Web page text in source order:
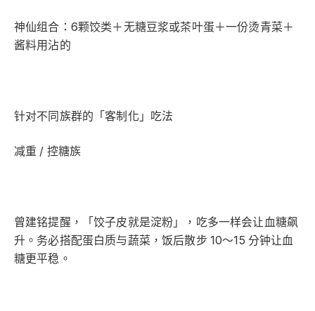
神仙组合：6颗饺类＋无糖豆浆或茶叶蛋＋一份烫青菜＋
酱料用沾的
​针对不同族群的「客制化」吃法
减重 / 控糖族
曾建铭提醒，「饺子皮就是淀粉」，吃多一样会让血糖飙
升。务必搭配蛋白质与蔬菜，饭后散步 10～15 分钟让血
糖更平稳。